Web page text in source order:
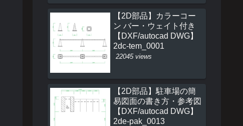
【2D部品】カラーコー
ン バー・ウェイト付き
【DXF/autocad DWG】
2dc-tem_0001
22045 views
【2D部品】駐車場の簡
易図面の書き方・参考図
【DXF/autocad DWG】
2de-pak_0013